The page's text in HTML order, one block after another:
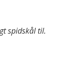
spidskål til.